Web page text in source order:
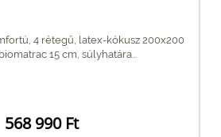
4 rétegű, latex-kókusz 200x200
15 cm, súlyhatára...
568 990 Ft